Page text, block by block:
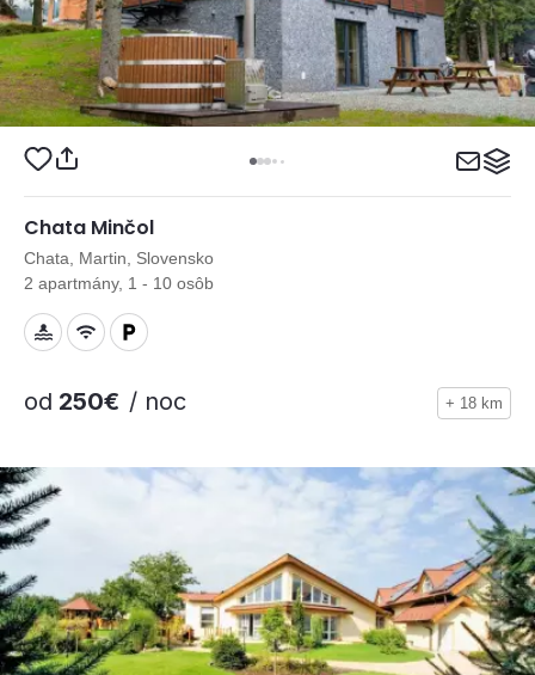
Chata Minčol
Chata, Martin, Slovensko
2 apartmány, 1 - 10 osôb
od 250€ / noc + 18 km